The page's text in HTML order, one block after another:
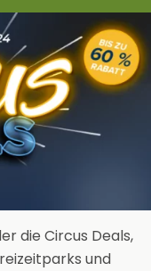
die Circus Deals,
und